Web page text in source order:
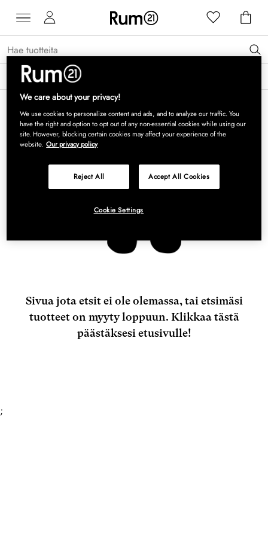
Saat 15 % alennusta Grythyttan Stålmöbler -tuotteista* →
Sivua jota etsit ei ole olemassa, tai etsimäsi
tuotteet on myyty loppuun. Klikkaa tästä
päästäksesi etusivulle!
;
We care about your privacy!
We use cookies to personalize content and ads, and to analyze our traffic. You
have the right and option to opt out of any non-essential cookies while using our
site. However, blocking certain cookies may affect your experience of the
website. Our privacy policy
Reject All Accept All Cookies
Cookie Settings